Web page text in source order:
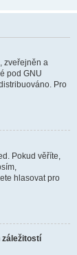
zveřejněn a
pod GNU
Pro
Pokud věříte,
hlasovat pro
záležitostí